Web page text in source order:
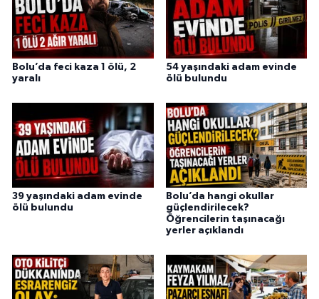
Bolu’da feci kaza 1 ölü, 2
yaralı
54 yaşındaki adam evinde
ölü bulundu
39 yaşındaki adam evinde
ölü bulundu
Bolu’da hangi okullar
güçlendirilecek?
Öğrencilerin taşınacağı
yerler açıklandı